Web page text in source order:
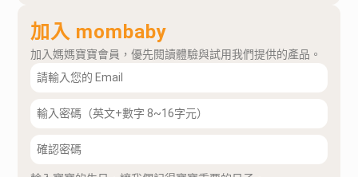
加入 mombaby
加入媽媽寶寶會員，優先閱讀體驗與試用我們提供的產品。